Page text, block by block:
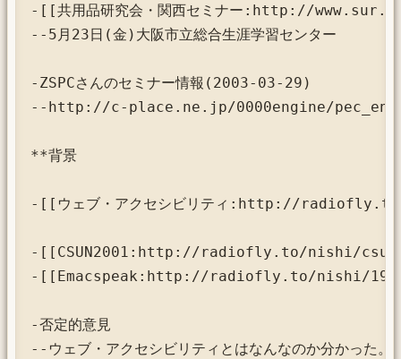
-[[共用品研究会・関西セミナー:http://
--5月23日(金)大阪市立総合生涯学習センター
-ZSPCさんのセミナー情報(2003-03-29)
--http://c-place.ne.jp/0000engine/
**背景
-[[ウェブ・アクセシビリティ:http://
-[[CSUN2001:http://radiofly.to/nishi/
-[[Emacspeak:http://radiofly.to/nishi/
-否定的意見
--ウェブ・アクセシビリティとはなんなのか分かった。